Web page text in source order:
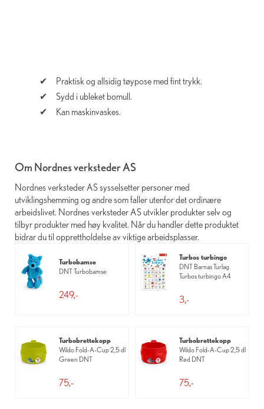
Praktisk og allsidig tøypose med fint trykk.
Sydd i ubleket bomull.
Kan maskinvaskes.
Om Nordnes verksteder AS
Nordnes verksteder AS sysselsetter personer med
utviklingshemming og andre som faller utenfor det ordinære
arbeidslivet. Nordnes verksteder AS utvikler produkter selv og
tilbyr produkter med høy kvalitet. Når du handler dette produktet
bidrar du til opprettholdelse av viktige arbeidsplasser.
Turbobamse
DNT Turbobamse
249,-
Turbos turbingo
DNT Barnas Turlag
Turbos turbingo A4
3,-
Turbobrettekopp
Wildo Fold-A-Cup 2,5 dl
Green DNT
75,-
Turbobrettekopp
Wildo Fold-A-Cup 2,5 dl
Red DNT
75,-